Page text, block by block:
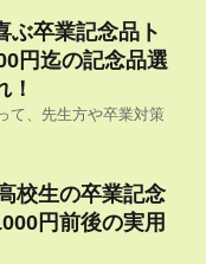
ぶ卒業記念品ト
円迄の記念品選
！
て、先生方や卒業対策
校生の卒業記念
円前後の実用